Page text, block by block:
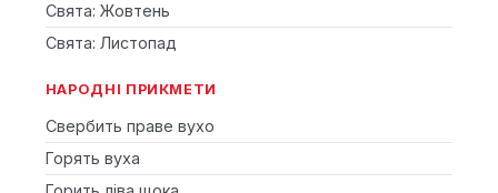
Свята: Жовтень
Свята: Листопад
НАРОДНІ ПРИКМЕТИ
Свербить праве вухо
Горять вуха